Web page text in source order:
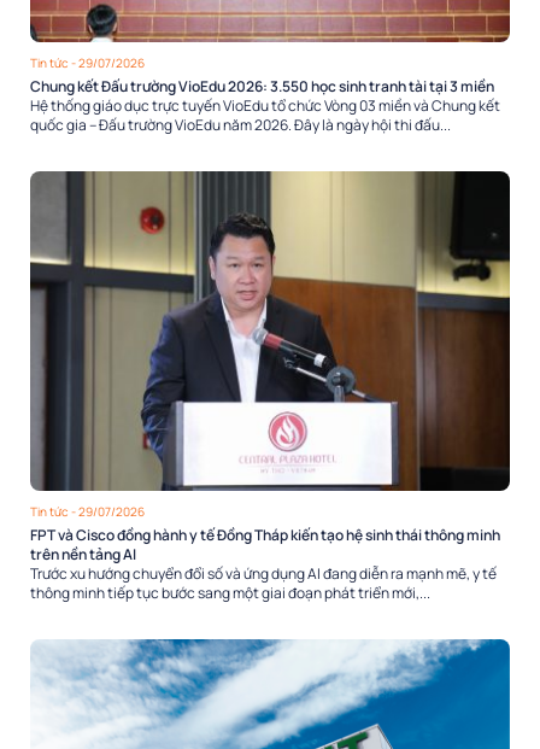
Tin tức - 29/07/2026
Chung kết Đấu trường VioEdu 2026: 3.550 học sinh tranh tài tại 3 miền
Hệ thống giáo dục trực tuyến VioEdu tổ chức Vòng 03 miền và Chung kết
quốc gia – Đấu trường VioEdu năm 2026. Đây là ngày hội thi đấu...
Tin tức - 29/07/2026
FPT và Cisco đồng hành y tế Đồng Tháp kiến tạo hệ sinh thái thông minh
trên nền tảng AI
Trước xu hướng chuyển đổi số và ứng dụng AI đang diễn ra mạnh mẽ, y tế
thông minh tiếp tục bước sang một giai đoạn phát triển mới,...